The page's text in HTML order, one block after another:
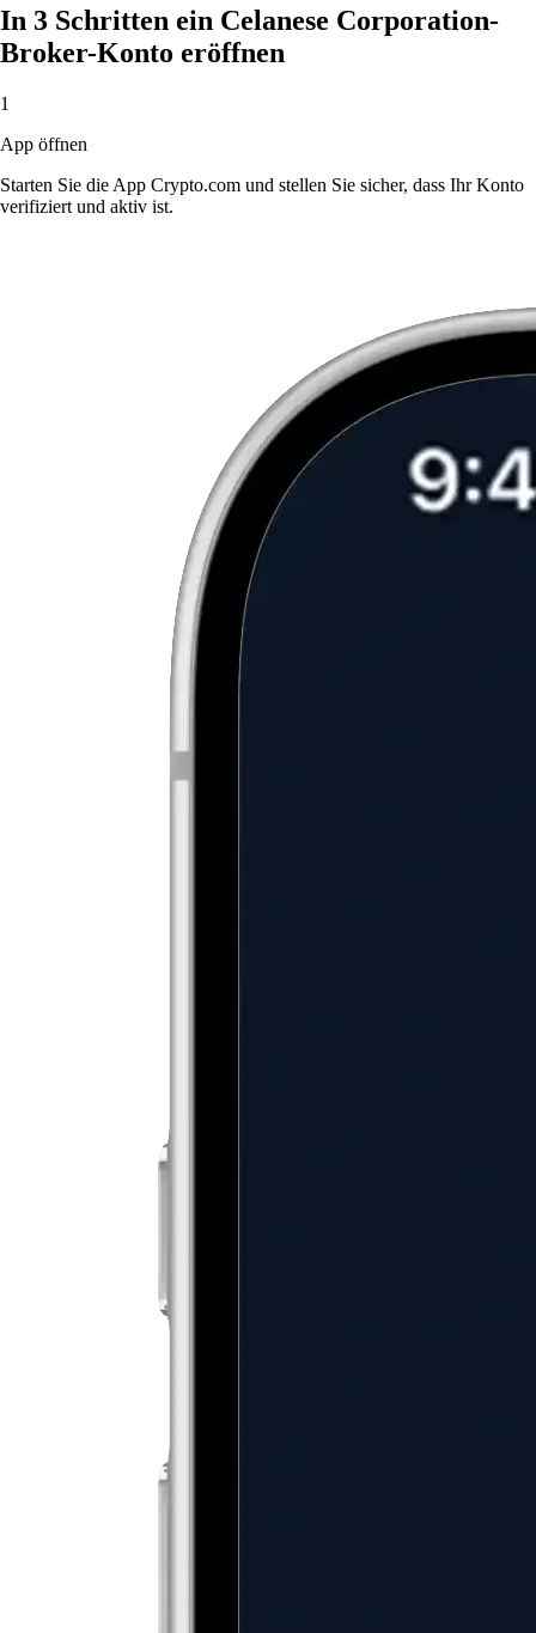
In 3 Schritten ein Celanese Corporation-
Broker-Konto eröffnen
1
App öffnen
Starten Sie die App Crypto.com und stellen Sie sicher, dass Ihr Konto
verifiziert und aktiv ist.